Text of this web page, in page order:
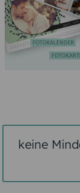
keine